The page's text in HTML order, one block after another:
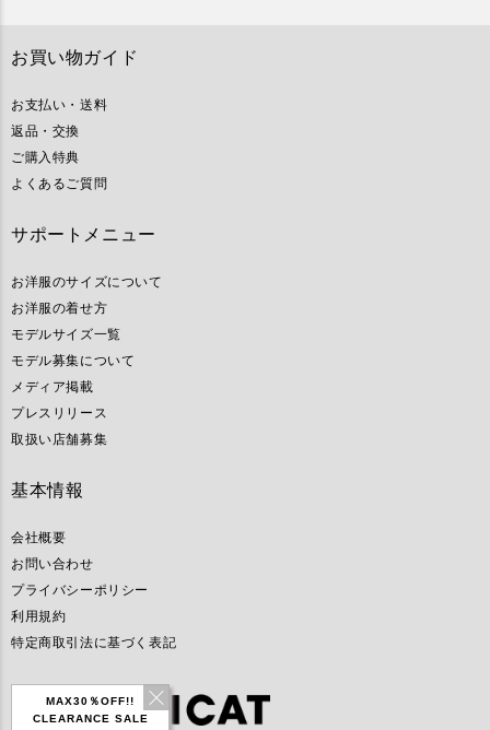
MAX30％OFF!!
CLEARANCE SALE
お買い物ガイド
お支払い・送料
返品・交換
ご購入特典
よくあるご質問
サポートメニュー
お洋服のサイズについて
お洋服の着せ方
モデルサイズ一覧
モデル募集について
メディア掲載
プレスリリース
取扱い店舗募集
基本情報
会社概要
お問い合わせ
プライバシーポリシー
利用規約
特定商取引法に基づく表記